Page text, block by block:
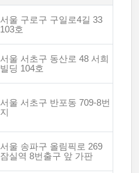
서울 구로구 구일로4길 33
103호
서울 서초구 동산로 48 서희
빌딩 104호
서울 서초구 반포동 709-8번
지
서울 송파구 올림픽로 269
잠실역 8번출구 앞 가판